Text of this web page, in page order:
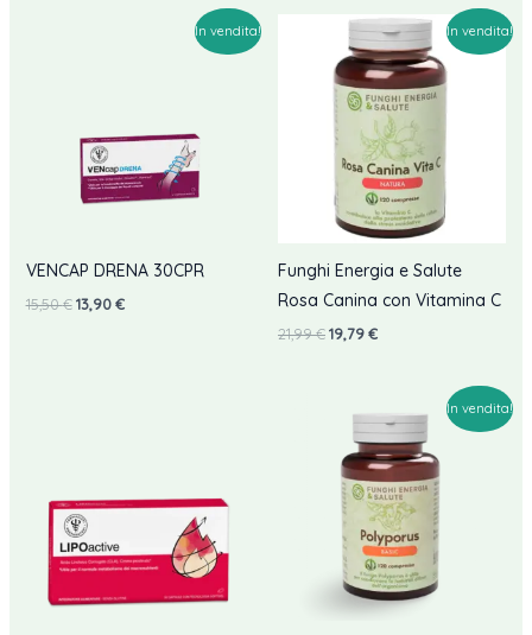
In vendita!
VENCAP DRENA 30CPR
15,50€ Il
13,90€Il
In vendita!
Funghi Energia e Salute
Rosa Canina con Vitamina C
21,99€Il19,79€Il
In vendita!